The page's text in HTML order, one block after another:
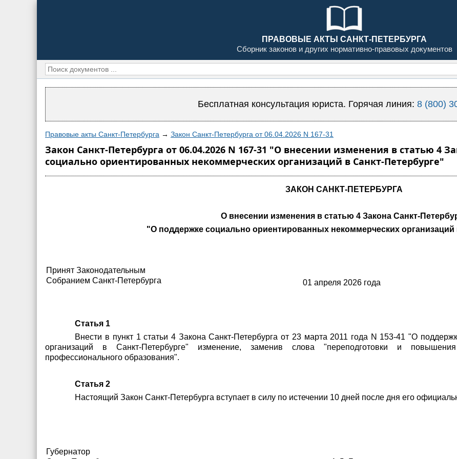
ПРАВОВЫЕ АКТЫ САНКТ-ПЕТЕРБУРГА
Сборник законов и других нормативно-правовых документов
Бесплатная консультация юриста. Горячая линия: 8 (800)
Правовые акты Санкт-Петербурга → Закон Санкт-Петербурга от 06.04.2026 N 167-31
Закон Санкт-Петербурга от 06.04.2026 N 167-31 "О внесении изменения в статью 4
социально ориентированных некоммерческих организаций в Санкт-Петербурге"
ЗАКОН САНКТ-ПЕТЕРБУРГА
О внесении изменения в статью 4 Закона Санкт-
"О поддержке социально ориентированных некоммерческих организаций
Принят Законодательным
Собранием Санкт-Петербурга
01 апреля 2026 года
Статья 1
Внести в пункт 1 статьи 4 Закона Санкт-Петербурга от 23 марта 2011 года N 153-41 "О
организаций в Санкт-Петербурге" изменение, заменив слова "переподготовки и
профессионального образования".
Статья 2
Настоящий Закон Санкт-Петербурга вступает в силу по истечении 10 дней после дня его
Губернатор